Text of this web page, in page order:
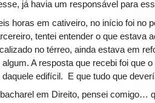
já havia um responsável para
horas em cativeiro, no início foi no
tentei entender o que estava
no térreo, ainda estava em
algum. A resposta que recebi foi que
edifícil. E que tudo que
em Direito, pensei comigo…